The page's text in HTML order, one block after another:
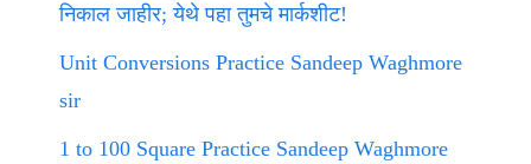
निकाल जाहीर; येथे पहा तुमचे मार्कशीट!
Unit Conversions Practice Sandeep Waghmore
sir
1 to 100 Square Practice Sandeep Waghmore